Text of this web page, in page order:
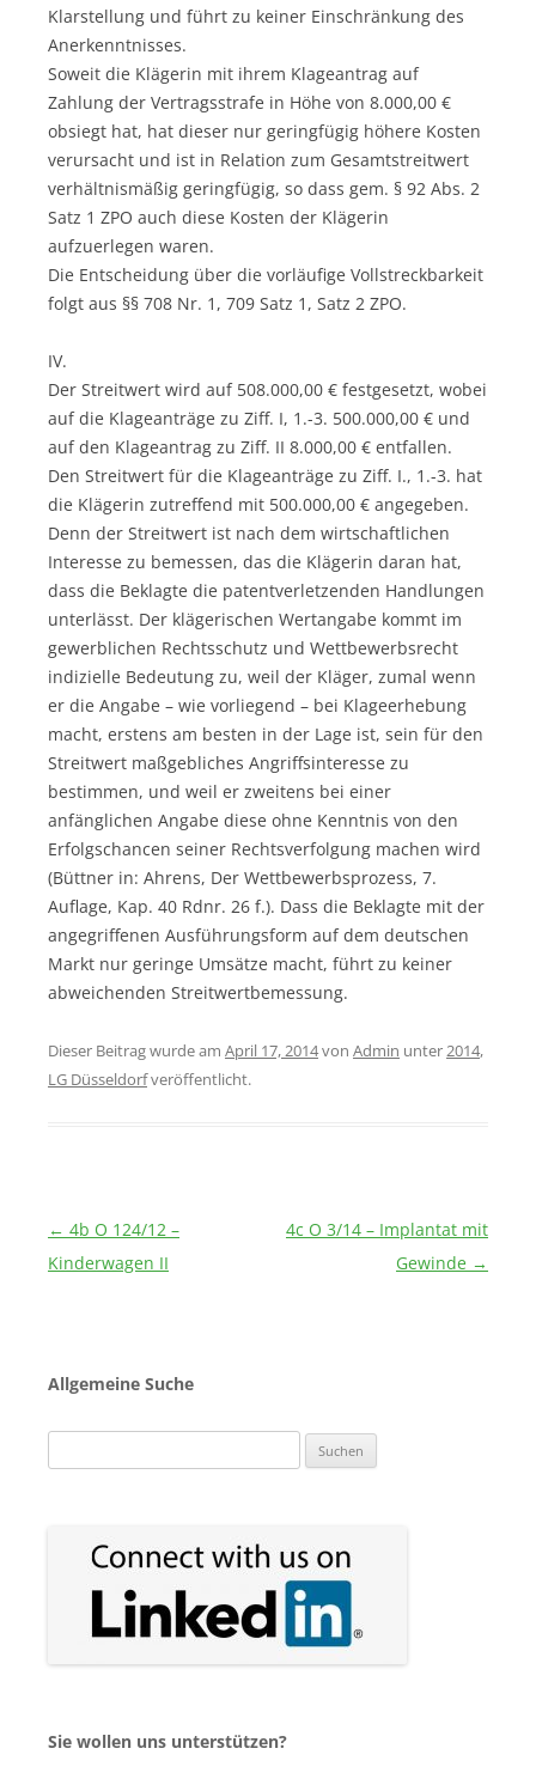
Klarstellung und führt zu keiner Einschränkung des
Anerkenntnisses.
Soweit die Klägerin mit ihrem Klageantrag auf
Zahlung der Vertragsstrafe in Höhe von 8.000,00 €
obsiegt hat, hat dieser nur geringfügig höhere Kosten
verursacht und ist in Relation zum Gesamtstreitwert
verhältnismäßig geringfügig, so dass gem. § 92 Abs. 2
Satz 1 ZPO auch diese Kosten der Klägerin
aufzuerlegen waren.
Die Entscheidung über die vorläufige Vollstreckbarkeit
folgt aus §§ 708 Nr. 1, 709 Satz 1, Satz 2 ZPO.
IV.
Der Streitwert wird auf 508.000,00 € festgesetzt, wobei
auf die Klageanträge zu Ziff. I, 1.-3. 500.000,00 € und
auf den Klageantrag zu Ziff. II 8.000,00 € entfallen.
Den Streitwert für die Klageanträge zu Ziff. I., 1.-3. hat
die Klägerin zutreffend mit 500.000,00 € angegeben.
Denn der Streitwert ist nach dem wirtschaftlichen
Interesse zu bemessen, das die Klägerin daran hat,
dass die Beklagte die patentverletzenden Handlungen
unterlässt. Der klägerischen Wertangabe kommt im
gewerblichen Rechtsschutz und Wettbewerbsrecht
indizielle Bedeutung zu, weil der Kläger, zumal wenn
er die Angabe – wie vorliegend – bei Klageerhebung
macht, erstens am besten in der Lage ist, sein für den
Streitwert maßgebliches Angriffsinteresse zu
bestimmen, und weil er zweitens bei einer
anfänglichen Angabe diese ohne Kenntnis von den
Erfolgschancen seiner Rechtsverfolgung machen wird
(Büttner in: Ahrens, Der Wettbewerbsprozess, 7.
Auflage, Kap. 40 Rdnr. 26 f.). Dass die Beklagte mit der
angegriffenen Ausführungsform auf dem deutschen
Markt nur geringe Umsätze macht, führt zu keiner
abweichenden Streitwertbemessung.
Dieser Beitrag wurde am April 17, 2014von Admin unter 2014,
LG Düsseldorfveröffentlicht.
Beitragsnavigation
← 4b O 124/12 –
Kinderwagen II
4c O 3/14 – Implantat mit
Gewinde →
Allgemeine Suche
nach:
Sie wollen uns unterstützen?